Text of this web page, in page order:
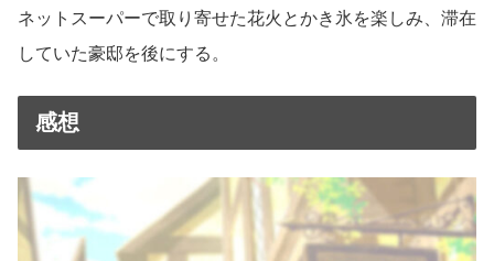
ネットスーパーで取り寄せた花火とかき氷を楽しみ、滞在
していた豪邸を後にする。
感想